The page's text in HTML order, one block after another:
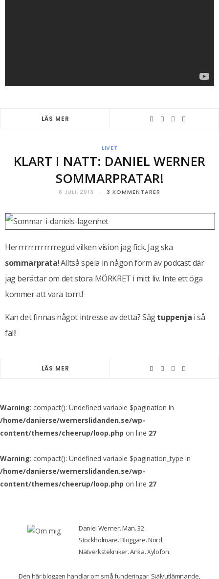
LÄS MER
LIVET
KLART I NATT: DANIEL WERNER
SOMMARPRATAR!
8 JULI, 2013 3 KOMMENTARER
Herrrrrrrrrrrrregud vilken vision jag fick. Jag ska
sommarprata! Alltså spela in någon form av podcast där
jag berättar om det stora MÖRKRET i mitt liv. Inte ett öga
kommer att vara torrt!
Kan det finnas något intresse av detta? Sägtuppenja i så
fall!
LÄS MER
Warning: compact(): Undefined variable $pagination in
/home/danierse/wernerslidanden.se/wp-
content/themes/cheerup/loop.php on line 27
Warning: compact(): Undefined variable $pagination_type in
/home/danierse/wernerslidanden.se/wp-
content/themes/cheerup/loop.php on line 27
Daniel Werner. Man. 32.
Stockholmare. Bloggare. Nörd.
Nätverkstekniker. Anka. Xylofon.
Den här bloggen handlar om små funderingar. Självutlämnande,